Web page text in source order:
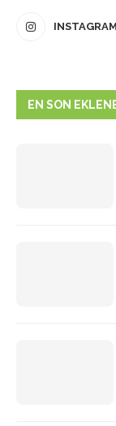
INSTAGRAM
EN SON